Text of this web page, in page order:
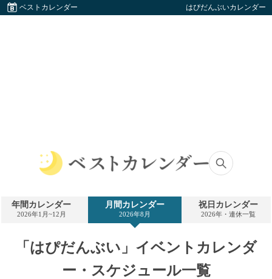
ベストカレンダー はぴだんぶいカレンダー
ト
カ
ダ
ー
年間カレンダー
2026年1月~12月
月間カレンダー
2026年8月
祝日カレンダー
2026年・連休一覧
「はぴだんぶい」イベントカレンダ
ー・スケジュール一覧